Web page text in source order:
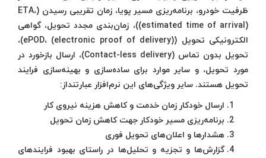
ظرفیت خودرو، برنامه‌ریزی مسیر پویا، زمان تقریبی رسیدن (ETA،
(estimated time of arrival))، زمان‌بندی مجدد تحویل، گواهی
الکترونیکی تحویل (ePOD، (electronic proof of delivery))،
تحویل بدون تماس (Contact-less delivery)، ارسال بازخورد در
مورد تحویل، و سایر موارد برای ساده‌سازی و بهینه‌سازی فرایند
تحویل هستند. سایر ویژگی‌های این نرم‌افزار عبارتنداز:
ارسال خودکار زمان خدمت و کاهش هزینه نیروی کار
برنامه‌ریزی مسیر خودکار جهت کاهش زمان تحویل
هشدارها و اعلان‌های تحویل فوری
گزارش‌ها و تجزیه و تحلیل‌ها در راستای بهبود فرایندهای